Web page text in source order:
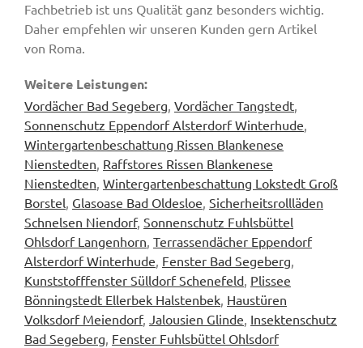
Fachbetrieb ist uns Qualität ganz besonders wichtig.
Daher empfehlen wir unseren Kunden gern Artikel
von Roma.
Weitere Leistungen:
Vordächer Bad Segeberg, Vordächer Tangstedt,
Sonnenschutz Eppendorf Alsterdorf Winterhude,
Wintergartenbeschattung Rissen Blankenese
Nienstedten, Raffstores Rissen Blankenese
Nienstedten, Wintergartenbeschattung Lokstedt Groß
Borstel, Glasoase Bad Oldesloe, Sicherheitsrollläden
Schnelsen Niendorf, Sonnenschutz Fuhlsbüttel
Ohlsdorf Langenhorn, Terrassendächer Eppendorf
Alsterdorf Winterhude, Fenster Bad Segeberg,
Kunststofffenster Sülldorf Schenefeld, Plissee
Bönningstedt Ellerbek Halstenbek, Haustüren
Volksdorf Meiendorf, Jalousien Glinde, Insektenschutz
Bad Segeberg, Fenster Fuhlsbüttel Ohlsdorf